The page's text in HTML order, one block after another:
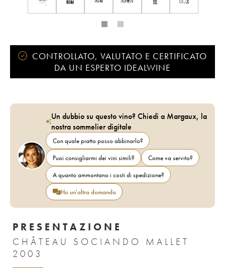
CONTROLLATO, VALUTATO E CERTIFICATO
DA UN ESPERTO IDEALWINE
Un dubbio su questo vino? Chiedi a Margaux, la
nostra sommelier digitale
Con quale piatto posso abbinarlo?
Puoi consigliarmi dei vini simili?
Come va servito?
A quanto ammontano i costi di spedizione?
Ho un'altra domanda
PRESENTAZIONE
CHÂTEAU SOCIANDO MALLET
2003